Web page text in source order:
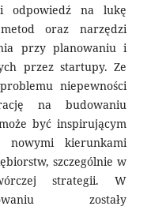
odpowiedź na lukę
oraz narzędzi
przy planowaniu i
przez startupy. Ze
niepewności
na budowaniu
być inspirującym
nowymi kierunkami
szczególnie w
strategii. W
zostały